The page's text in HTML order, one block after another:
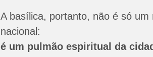
A basílica, portanto, não é só um
nacional:
é um pulmão espiritual da